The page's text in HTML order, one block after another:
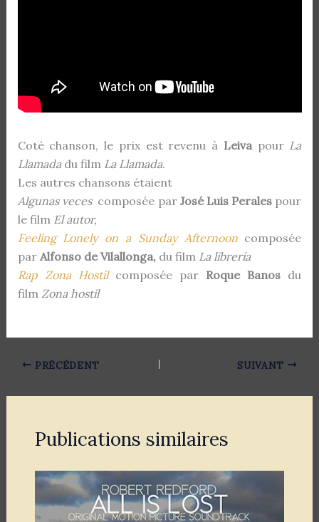
Coté chanson, le prix est revenu à Leiva pour La
Llamadadu film La Llamada.
Les autres chansons étaient
Algunas vecescomposée par José Luis Perales pour
le film El autor,
Feeling Lonely on a Sunday Afternoon composée
par Alfonso de Vilallonga, du film La librería
Rap Zona Hostil composée par Roque Banos du
film Zona hostil
PRÉCÉDENT SUIVANT
Publications similaires